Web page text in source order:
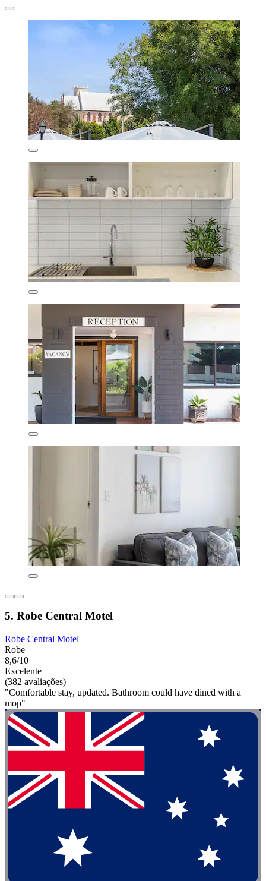
5. Robe Central Motel
Robe Central Motel
Robe
8,6/10
Excelente
(382 avaliações)
"Comfortable stay, updated. Bathroom could have dined with a
mop"